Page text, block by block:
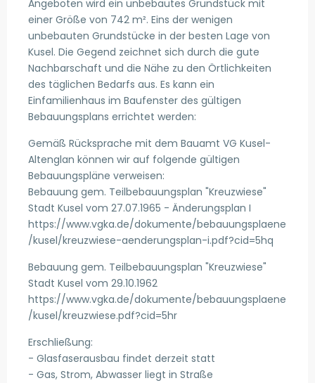
Angeboten wird ein unbebautes Grundstück mit
einer Größe von 742 m². Eins der wenigen
unbebauten Grundstücke in der besten Lage von
Kusel. Die Gegend zeichnet sich durch die gute
Nachbarschaft und die Nähe zu den Örtlichkeiten
des täglichen Bedarfs aus. Es kann ein
Einfamilienhaus im Baufenster des gültigen
Bebauungsplans errichtet werden:
Gemäß Rücksprache mit dem Bauamt VG Kusel-
Altenglan können wir auf folgende gültigen
Bebauungspläne verweisen:
Bebauung gem. Teilbebauungsplan "Kreuzwiese"
Stadt Kusel vom 27.07.1965 - Änderungsplan I
https://www.vgka.de/dokumente/bebauungsplaene
/kusel/kreuzwiese-aenderungsplan-i.pdf?cid=5hq
Bebauung gem. Teilbebauungsplan "Kreuzwiese"
Stadt Kusel vom 29.10.1962
https://www.vgka.de/dokumente/bebauungsplaene
/kusel/kreuzwiese.pdf?cid=5hr
Erschließung:
- Glasfaserausbau findet derzeit statt
- Gas, Strom, Abwasser liegt in Straße